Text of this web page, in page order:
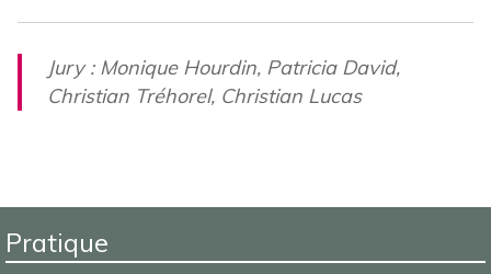
Jury : Monique Hourdin, Patricia David,
Christian Tréhorel, Christian Lucas
Pratique